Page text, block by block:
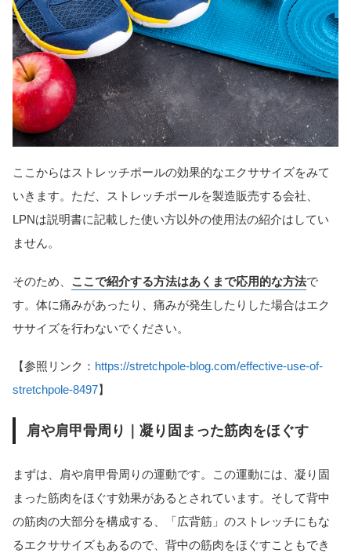
ここからはストレッチポールの効果的なエクササイズをみて
いきます。ただ、ストレッチポールを製造販売する会社、
LPNは説明書に記載した使い方以外の使用法の紹介はしてい
ません。
そのため、 ここで紹介する方法はあくまで応用的な方法で
す。体に痛みがあったり、痛みが発生したりした場合はエク
ササイズを行わないでください。
【参照リンク： https://stretchpole-blog.com/effective-use-of-
stretchpole-8497】
肩や肩甲骨周り｜凝り固まった筋肉をほぐす
まずは、肩や肩甲骨周りの運動です。この運動には、凝り固
まった筋肉をほぐす効果があるとされています。そして背中
の筋肉の大部分を構成する、「広背筋」のストレッチにもな
るエクササイズもあるので、背中の筋肉をほぐすこともでき